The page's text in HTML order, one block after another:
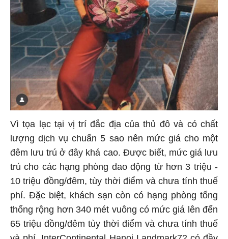
Vì tọa lạc tại vị trí đắc địa của thủ đô và có chất
lượng dịch vụ chuẩn 5 sao nên mức giá cho một
đêm lưu trú ở đây khá cao. Được biết, mức giá lưu
trú cho các hạng phòng dao động từ hơn 3 triệu -
10 triệu đồng/đêm, tùy thời điểm và chưa tính thuế
phí. Đặc biệt, khách sạn còn có hạng phòng tổng
thống rộng hơn 340 mét vuông có mức giá lên đến
65 triệu đồng/đêm tùy thời điểm và chưa tính thuế